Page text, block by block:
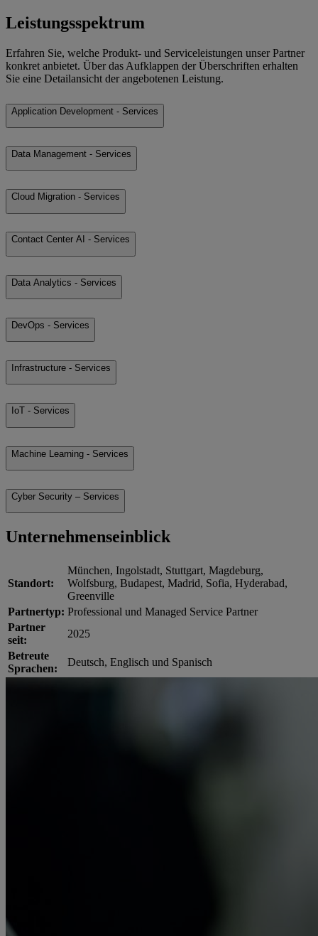
Leistungsspektrum
Erfahren Sie, welche Produkt- und Serviceleistungen unser Partner
konkret anbietet. Über das Aufklappen der Überschriften erhalten
Sie eine Detailansicht der angebotenen Leistung.
Application Development - Services
Data Management - Services
Cloud Migration - Services
Contact Center AI - Services
Data Analytics - Services
DevOps - Services
Infrastructure - Services
IoT - Services
Machine Learning - Services
Cyber Security – Services
Unternehmenseinblick
Standort:
München, Ingolstadt, Stuttgart, Magdeburg,
Wolfsburg, Budapest, Madrid, Sofia, Hyderabad,
Greenville
Partnertyp: Professional und Managed Service Partner
Partner
seit:
2025
Betreute
Sprachen:
Deutsch, Englisch und Spanisch